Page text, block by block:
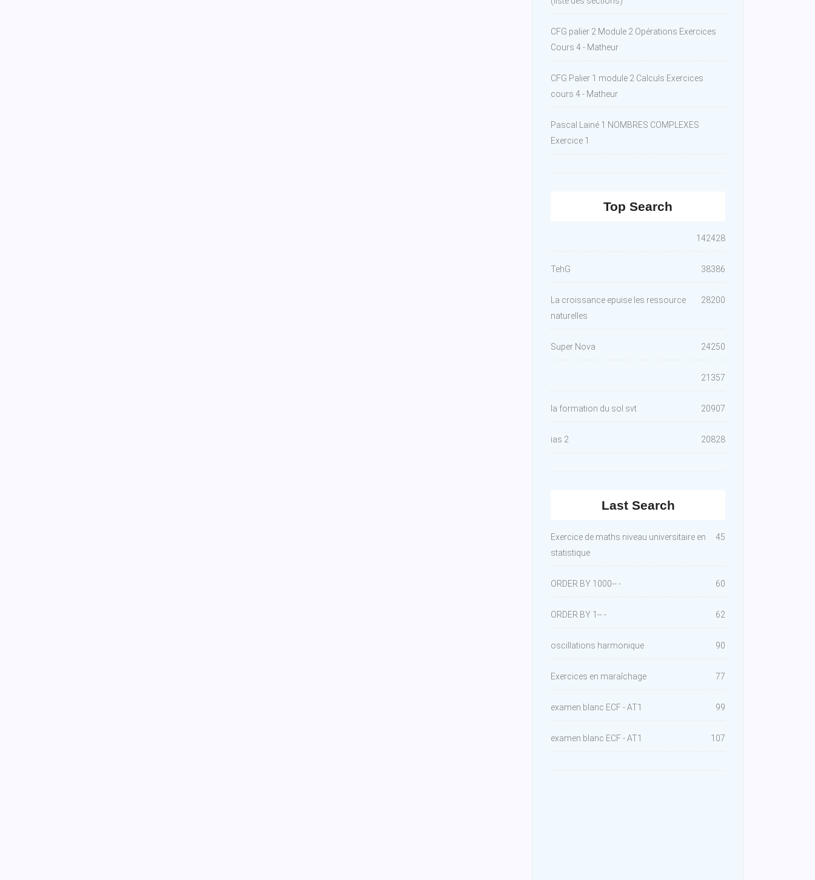
CFG palier 2 Module 2 Opérations Exercices
Cours 4 - Matheur
CFG Palier 1 module 2 Calculs Exercices
cours 4 - Matheur
Pascal Lainé 1 NOMBRES COMPLEXES
Exercice 1
Top Search
142428
TehG 38386
La croissance epuise les ressource
naturelles
28200
Super Nova 24250
21357
la formation du sol svt 20907
ias 2 20828
Last Search
Exercice de maths niveau universitaire en
statistique
45
ORDER BY 1000-- - 60
ORDER BY 1-- - 62
oscillations harmonique 90
Exercices en maraîchage 77
examen blanc ECF - AT1 99
examen blanc ECF - AT1 107